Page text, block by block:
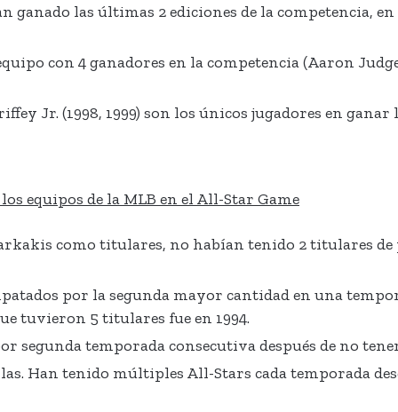
las últimas 2 ediciones de la competencia,
con 4 ganadores en la competencia (Aaron
Jr. (1998, 1999) son los únicos jugadores en
equipos de la MLB en el All-Star Game
como titulares, no habían tenido 2 titulares de
por la segunda mayor cantidad en una
tuvieron 5 titulares fue en 1994.
segunda temporada consecutiva después de no
Han tenido múltiples All-Stars cada temporada